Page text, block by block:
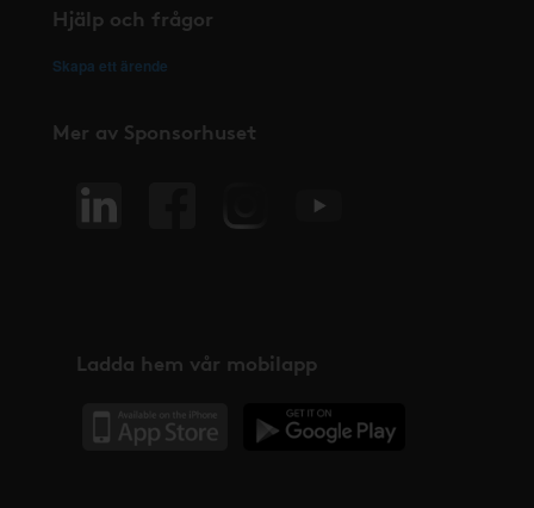
Hjälp och frågor
Skapa ett ärende
Mer av Sponsorhuset
Ladda hem vår mobilapp